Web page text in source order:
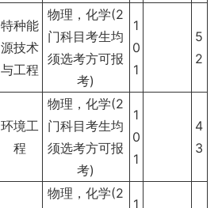
特种能
源技术
与工程
物理，化学(2
门科目考生均
须选考方可报
考)
1
0
1
5
2
环境工
程
物理，化学(2
门科目考生均
须选考方可报
考)
1
0
1
4
3
物理，化学(2
1